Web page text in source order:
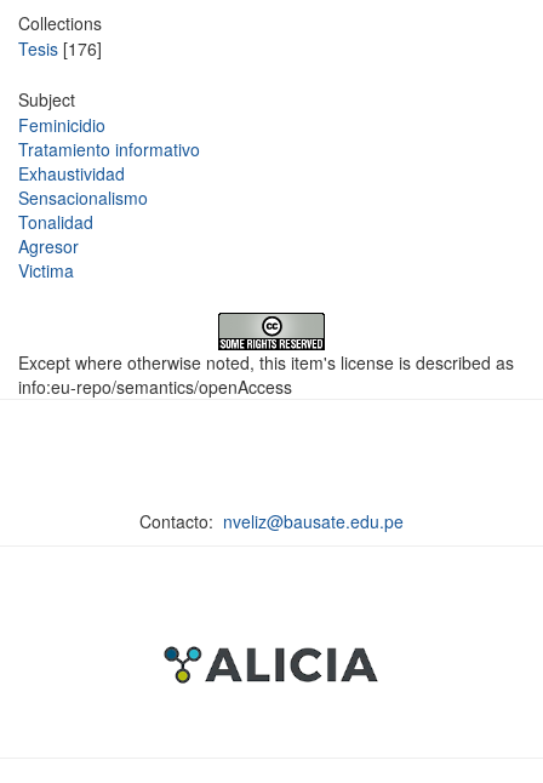
Collections
Tesis [176]
Subject
Feminicidio
Tratamiento informativo
Exhaustividad
Sensacionalismo
Tonalidad
Agresor
Victima
Except where otherwise noted, this item's license is described as
info:eu-repo/semantics/openAccess
Contacto: nveliz@bausate.edu.pe